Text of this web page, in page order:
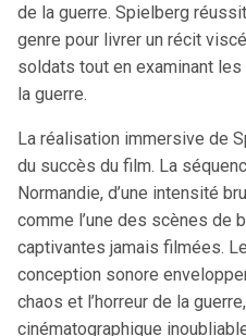
de la guerre. Spielberg
genre pour livrer un récit
soldats tout en examinant
la guerre.
La réalisation immersive de
du succès du film. La
Normandie, d’une intensité
comme l’une des scènes de
captivantes jamais filmées.
conception sonore
chaos et l’horreur de la
cinématographique